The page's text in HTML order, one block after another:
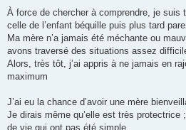
À force de chercher à comprendre, je suis
celle de l’enfant béquille puis plus tard
Ma mère n’a jamais été méchante ou
avons traversé des situations assez
Alors, très tôt, j’ai appris à ne jamais en
maximum
J’ai eu la chance d’avoir une mère
Je dirais même qu’elle est très
de vie qui ont pas été simple